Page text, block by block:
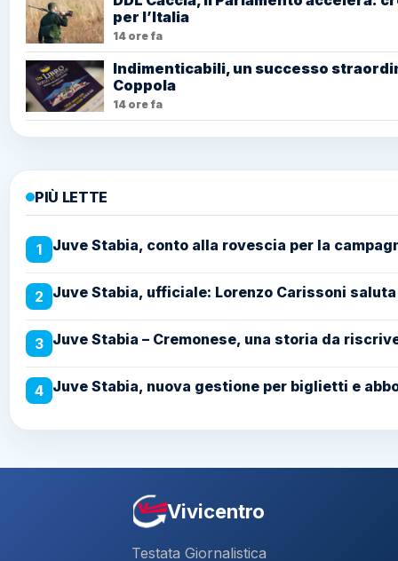
per l’Italia
14 ore fa
Indimenticabili, un successo
Coppola
14 ore fa
PIÙ LETTE
1 Juve Stabia, conto alla rovescia per la
2 Juve Stabia, ufficiale: Lorenzo Carissoni
3 Juve Stabia – Cremonese, una storia da
4 Juve Stabia, nuova gestione per biglietti e
Vivicentro
Testata Giornalistica